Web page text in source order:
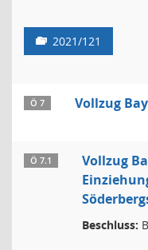
2021/121
Ö 7 Vollzug
Ö 7.1
Vollzug
Beschluss: